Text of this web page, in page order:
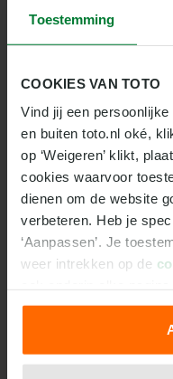
Toestemming
COOKIES VAN TOTO
Vind jij een
en buiten toto.nl oké,
op ‘Weigeren’ klikt,
cookies waarvoor
dienen om de website
verbeteren. Heb je
‘Aanpassen’. Je
weer intrekken op de
We werken samen met